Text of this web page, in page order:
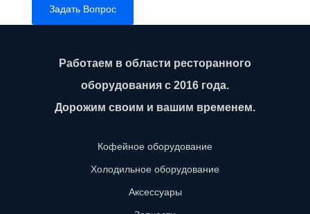
Задать Вопрос
Работаем в области ресторанного
оборудования с 2016 года.
Дорожим своим и вашим временем.
Кофейное оборудование
Холодильное оборудование
Аксессуары